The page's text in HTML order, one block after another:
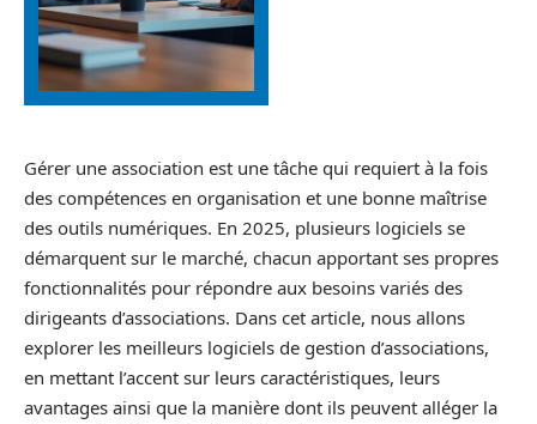
Gérer une association est une tâche qui requiert à la fois
des compétences en organisation et une bonne maîtrise
des outils numériques. En 2025, plusieurs logiciels se
démarquent sur le marché, chacun apportant ses propres
fonctionnalités pour répondre aux besoins variés des
dirigeants d’associations. Dans cet article, nous allons
explorer les meilleurs logiciels de gestion d’associations,
en mettant l’accent sur leurs caractéristiques, leurs
avantages ainsi que la manière dont ils peuvent alléger la